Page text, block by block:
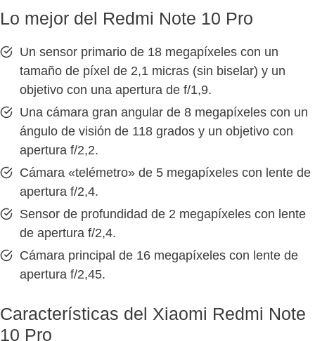
Lo mejor del Redmi Note 10 Pro
Un sensor primario de 18 megapíxeles con un
tamaño de píxel de 2,1 micras (sin biselar) y un
objetivo con una apertura de f/1,9.
Una cámara gran angular de 8 megapíxeles con un
ángulo de visión de 118 grados y un objetivo con
apertura f/2,2.
Cámara «telémetro» de 5 megapíxeles con lente de
apertura f/2,4.
Sensor de profundidad de 2 megapíxeles con lente
de apertura f/2,4.
Cámara principal de 16 megapíxeles con lente de
apertura f/2,45.
Características del Xiaomi Redmi Note
10 Pro